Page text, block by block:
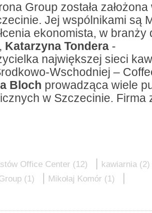
Group została założona
Jej wspólnikami są
ekonomista, w branży
Katarzyna Tondera -
największej sieci
Wschodniej –
Bloch prowadząca wiele
w Szczecinie. Firma
Office Center (12) | kawiarnia (2)
(1) | Mikołaj Komór (1) |